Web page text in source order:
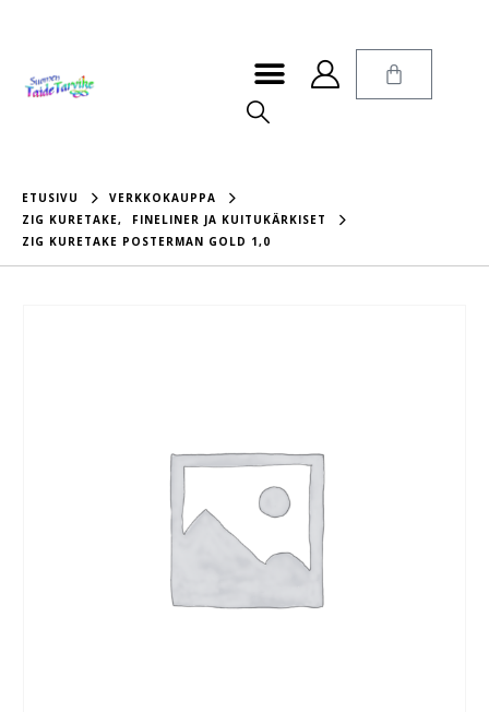
ETUSIVU
VERKKOKAUPPA
ZIG KURETAKE,
FINELINER JA KUITUKÄRKISET
ZIG KURETAKE POSTERMAN GOLD 1,0